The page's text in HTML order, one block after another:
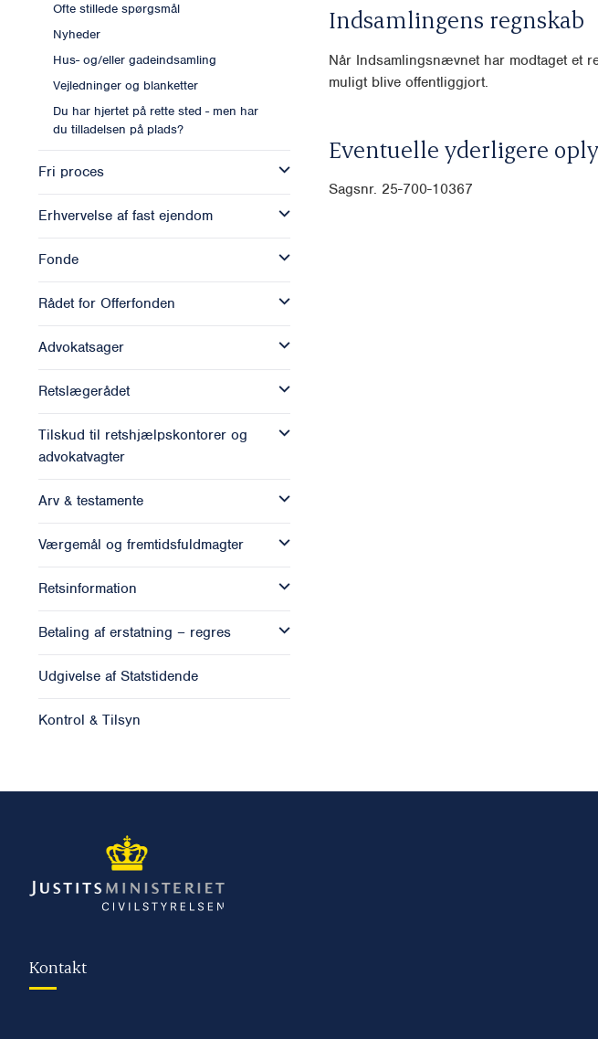
Ofte stillede spørgsmål
Nyheder
Hus- og/eller gadeindsamling
Vejledninger og blanketter
Du har hjertet på rette sted - men har
du tilladelsen på plads?
Fri proces
Erhvervelse af fast ejendom
Fonde
Rådet for Offerfonden
Advokatsager
Retslægerådet
Tilskud til retshjælpskontorer og
advokatvagter
Arv & testamente
Værgemål og fremtidsfuldmagter
Retsinformation
Betaling af erstatning – regres
Udgivelse af Statstidende
Kontrol & Tilsyn
Indsamlingens regnskab
Når Indsamlingsnævnet har modtaget et
muligt blive offentliggjort.
Eventuelle yderligere
Sagsnr. 25-700-10367
Kontakt